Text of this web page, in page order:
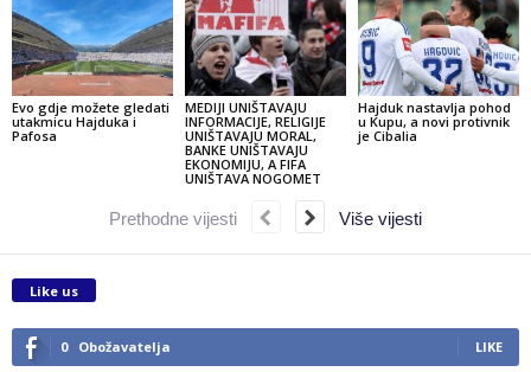
Evo gdje možete gledati
utakmicu Hajduka i
Pafosa
MEDIJI UNIŠTAVAJU
INFORMACIJE, RELIGIJE
UNIŠTAVAJU MORAL,
BANKE UNIŠTAVAJU
EKONOMIJU, A FIFA
UNIŠTAVA NOGOMET
Hajduk nastavlja pohod
u Kupu, a novi protivnik
je Cibalia
Prethodne vijesti Više vijesti
Like us
0 Obožavatelja LIKE